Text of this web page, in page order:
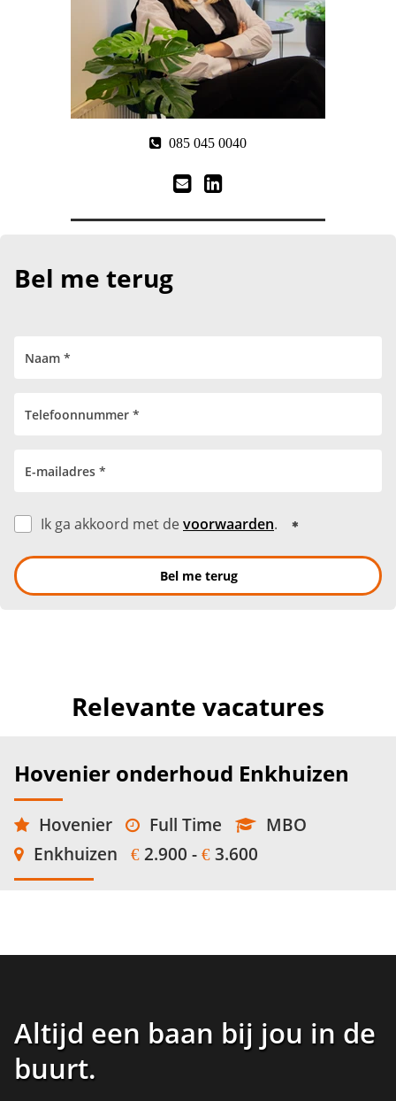
085 045 0040
Bel me terug
Ik ga akkoord met de voorwaarden.
Bel me terug
Relevante vacatures
Hovenier onderhoud Enkhuizen
Hovenier Full Time
MBO
Enkhuizen
€ 2.900 - € 3.600
Altijd een baan bij jou in de
buurt.